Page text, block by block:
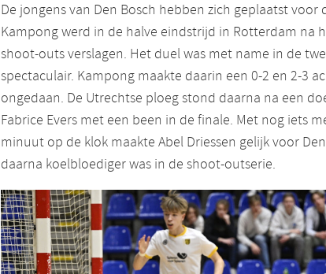
De jongens van Den Bosch hebben zich geplaatst voor
Kampong werd in de halve eindstrijd in Rotterdam na
shoot-outs verslagen. Het duel was met name in de
spectaculair. Kampong maakte daarin een 0-2 en 2-3
ongedaan. De Utrechtse ploeg stond daarna na een
Fabrice Evers met een been in de finale. Met nog iets
minuut op de klok maakte Abel Driessen gelijk voor
daarna koelbloediger was in de shoot-outserie.